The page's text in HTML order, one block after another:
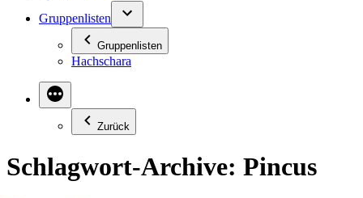
Gruppenlisten
Gruppenlisten
Hachschara
Zurück
Schlagwort-Archive: Pincus